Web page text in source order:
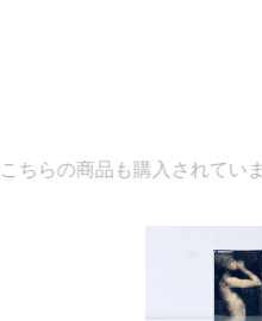
入されています。